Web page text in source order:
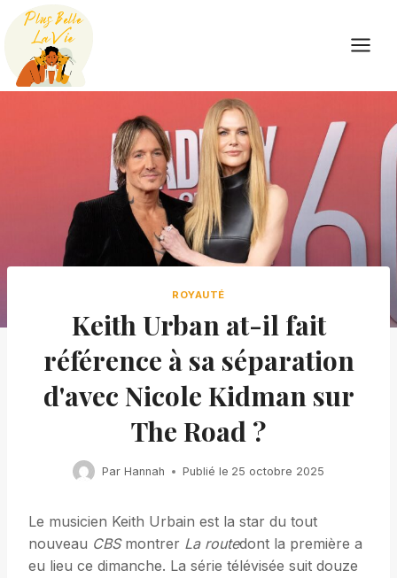
Skip
content
ROYAUTÉ
Keith Urban at-il fait
référence à sa séparation
d'avec Nicole Kidman sur
The Road ?
Par Hannah Publié le 25 octobre 2025
Le musicien Keith Urbain est la star du tout
nouveau CBSmontrer La routedont la première a
eu lieu ce dimanche. La série télévisée suit douze